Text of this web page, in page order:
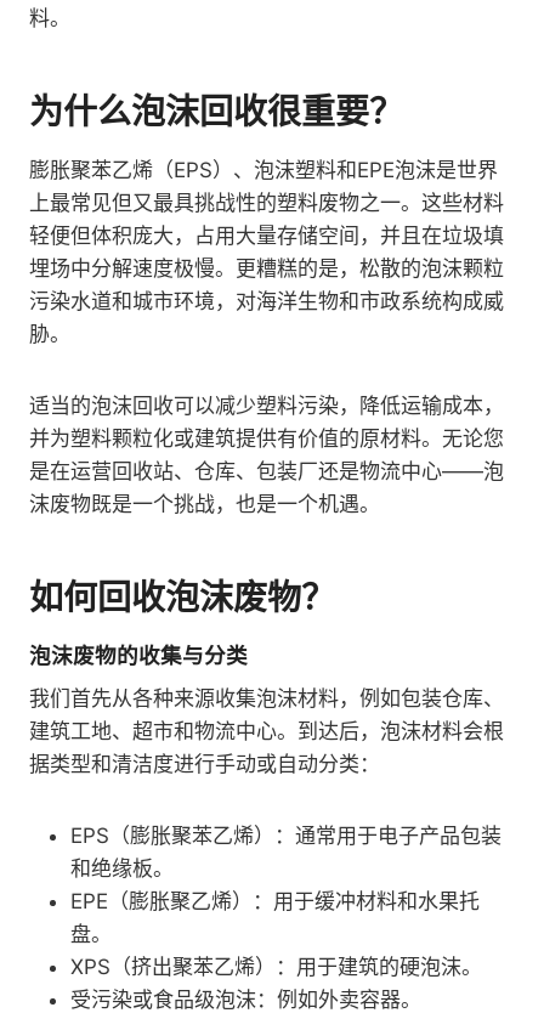
料。
为什么泡沫回收很重要？
膨胀聚苯乙烯（EPS）、泡沫塑料和EPE泡沫是世界
上最常见但又最具挑战性的塑料废物之一。这些材料
轻便但体积庞大，占用大量存储空间，并且在垃圾填
埋场中分解速度极慢。更糟糕的是，松散的泡沫颗粒
污染水道和城市环境，对海洋生物和市政系统构成威
胁。
适当的泡沫回收可以减少塑料污染，降低运输成本，
并为塑料颗粒化或建筑提供有价值的原材料。无论您
是在运营回收站、仓库、包装厂还是物流中心——泡
沫废物既是一个挑战，也是一个机遇。
如何回收泡沫废物？
泡沫废物的收集与分类
我们首先从各种来源收集泡沫材料，例如包装仓库、
建筑工地、超市和物流中心。到达后，泡沫材料会根
据类型和清洁度进行手动或自动分类：
EPS（膨胀聚苯乙烯）：通常用于电子产品包装
和绝缘板。
EPE（膨胀聚乙烯）：用于缓冲材料和水果托
盘。
XPS（挤出聚苯乙烯）：用于建筑的硬泡沫。
受污染或食品级泡沫：例如外卖容器。